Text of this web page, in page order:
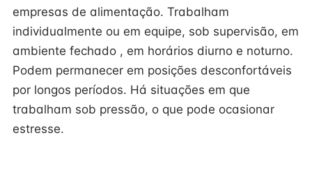
empresas de alimentação. Trabalham
individualmente ou em equipe, sob supervisão, em
ambiente fechado , em horários diurno e noturno.
Podem permanecer em posições desconfortáveis
por longos períodos. Há situações em que
trabalham sob pressão, o que pode ocasionar
estresse.